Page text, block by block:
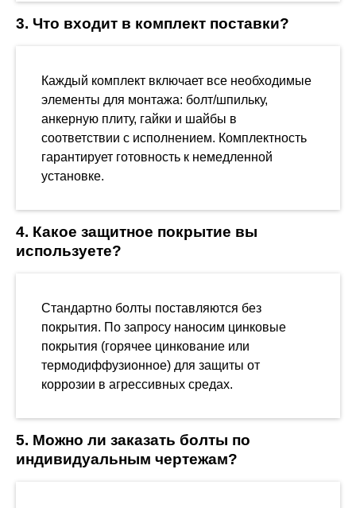
3. Что входит в комплект поставки?
Каждый комплект включает все необходимые
элементы для монтажа: болт/шпильку,
анкерную плиту, гайки и шайбы в
соответствии с исполнением. Комплектность
гарантирует готовность к немедленной
установке.
4. Какое защитное покрытие вы
используете?
Стандартно болты поставляются без
покрытия. По запросу наносим цинковые
покрытия (горячее цинкование или
термодиффузионное) для защиты от
коррозии в агрессивных средах.
5. Можно ли заказать болты по
индивидуальным чертежам?